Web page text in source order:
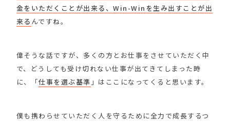
金をいただくことが出来る、Win-Winを生み出すことが出
来る んですね。
偉そうな話ですが、多くの方とお仕事をさせていただく中
で、どうしても受け切れない仕事が出てきてしまった時
に、「仕事を選ぶ基準 」はここになってくると思います。
僕も携わらせていただく人を守るために全力で成長するつ